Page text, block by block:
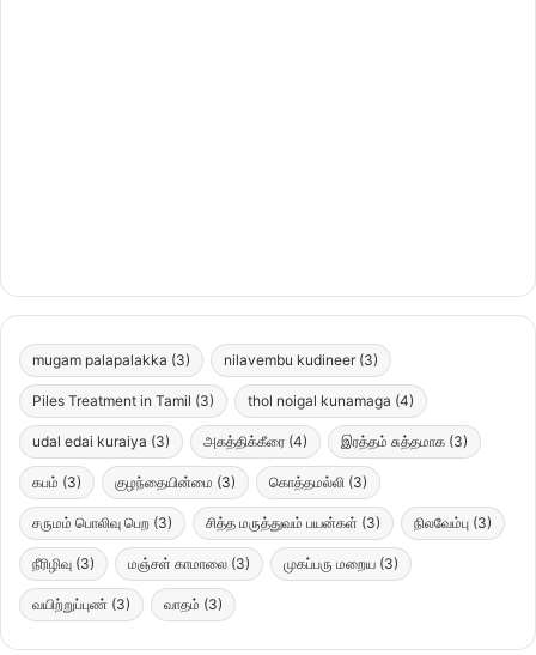
mugam palapalakka (3) nilavembu kudineer (3)
Piles Treatment in Tamil (3) thol noigal kunamaga (4)
udal edai kuraiya (3) அகத்திக்கீரை (4) இரத்தம் சுத்தமாக (3)
கபம் (3) குழந்தையின்மை (3) கொத்தமல்லி (3)
சருமம் பொலிவு பெற (3) சித்த மருத்துவம் பயன்கள் (3) நிலவேம்பு (3)
நீரிழிவு (3) மஞ்சள் காமாலை (3) முகப்பரு மறைய (3)
வயிற்றுப்புண் (3) வாதம் (3)